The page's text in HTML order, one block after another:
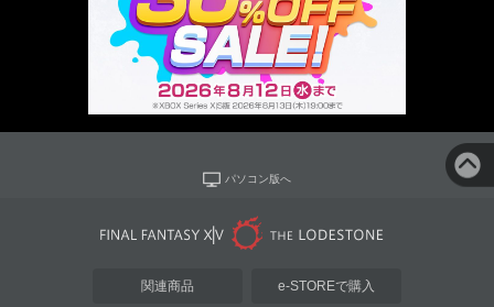
パソコン版へ
関連商品 e-STOREで購入